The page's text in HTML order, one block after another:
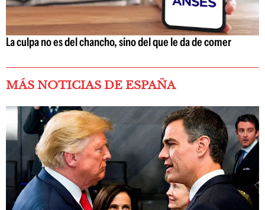
La culpa no es del chancho, sino del que le da de comer
MÁS NOTICIAS DE ESPAÑA